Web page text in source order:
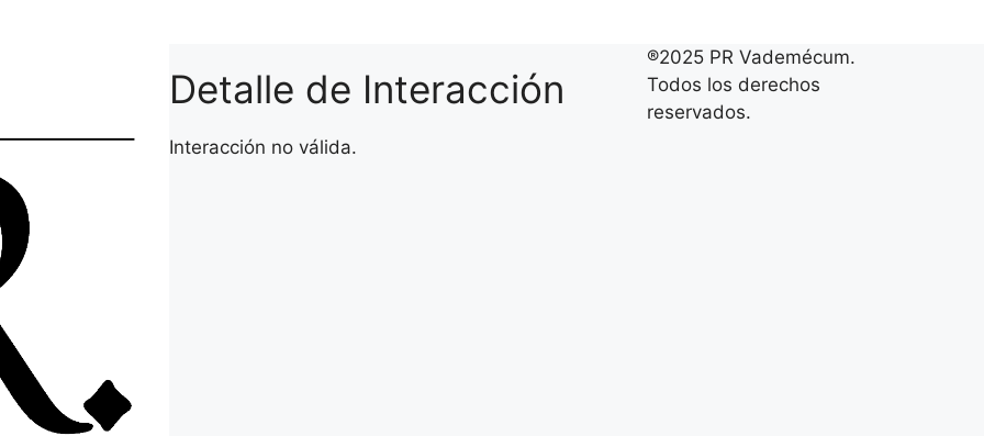
Detalle de Interacción
Interacción no válida.
®2025 PR Vademécum.
Todos los derechos
reservados.